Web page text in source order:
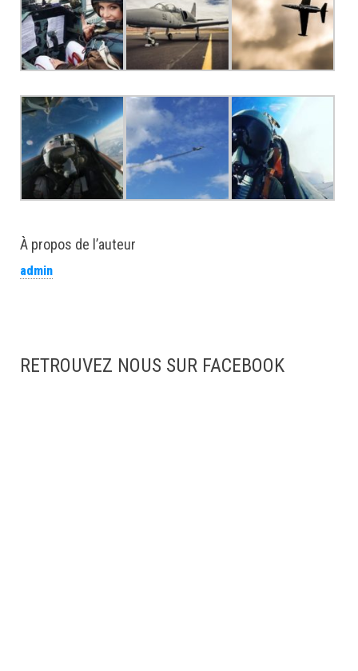
À propos de l’auteur
admin
RETROUVEZ NOUS SUR FACEBOOK